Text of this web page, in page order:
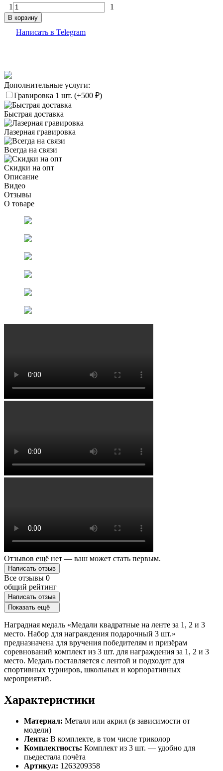
1
1
В корзину
Написать в Telegram
Дополнительные услуги:
Гравировка 1 шт. (+500 ₽)
Быстрая доставка
Лазерная гравировка
Всегда на связи
Скидки на опт
Описание
Видео
Отзывы
О товаре
Отзывов ещё нет — ваш может стать первым.
Написать отзыв
Все отзывы 0
общий рейтинг
Написать отзыв
Показать ещё
Наградная медаль «Медали квадратные на ленте за 1, 2 и 3
место. Набор для награждения подарочный 3 шт.»
предназначена для вручения победителям и призёрам
соревнований комплект из 3 шт. для награждения за 1, 2 и 3
место. Медаль поставляется с лентой и подходит для
спортивных турниров, школьных и корпоративных
мероприятий.
Характеристики
Материал: Металл или акрил (в зависимости от
модели)
Лента: В комплекте, в том числе триколор
Комплектность: Комплект из 3 шт. — удобно для
пьедестала почёта
Артикул: 1263209358